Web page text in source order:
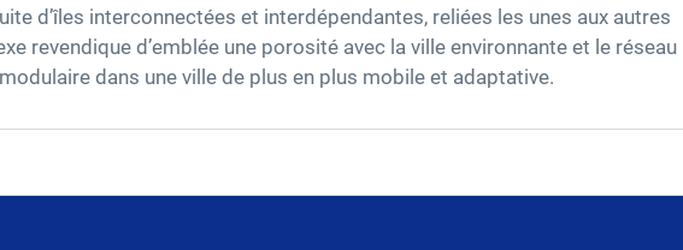
d’îles interconnectées et interdépendantes, reliées les unes aux autres
revendique d’emblée une porosité avec la ville environnante et le réseau
dans une ville de plus en plus mobile et adaptative.